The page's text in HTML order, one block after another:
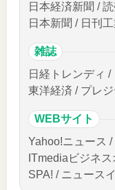
日本経済新聞 /
日本新聞 / 日刊
雑誌
日経トレンディ /
東洋経済 / プレ
WEBサイト
Yahoo!ニュース
ITmediaビジネ
SPA! / ニュース